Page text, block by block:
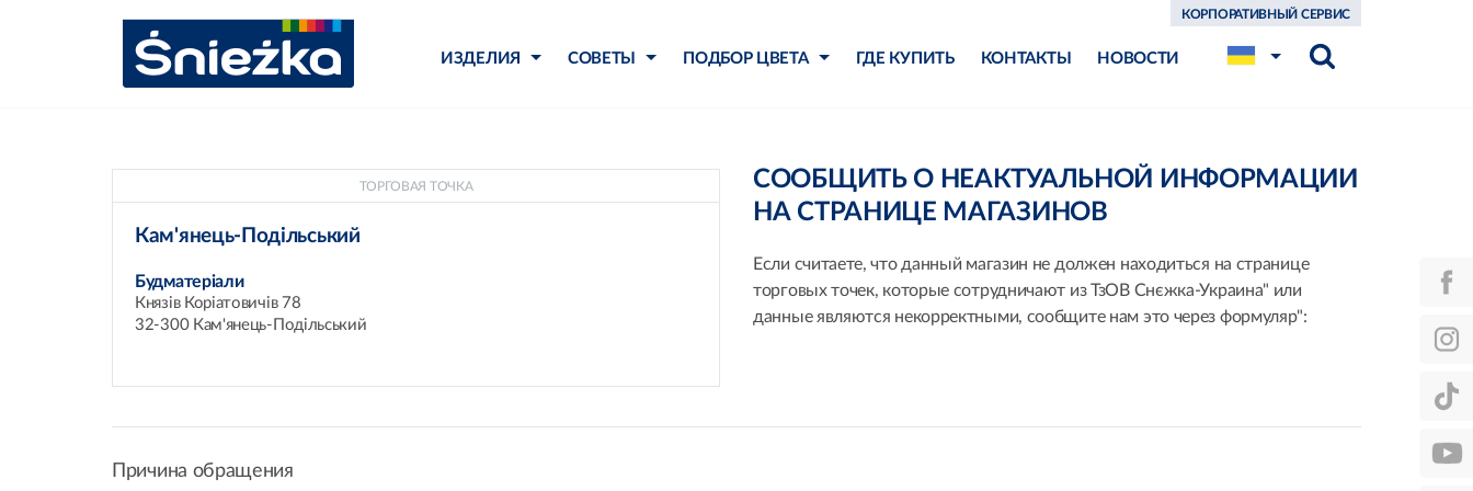
ИЗДЕЛИЯ СОВЕТЫ ПОДБОР ЦВЕТА ГДЕ КУПИТЬ КОНТАКТЫ НОВОСТИ
КОРПОРАТИВНЫЙ СЕРВИС
ТОРГОВАЯ ТОЧКА
Кам'янець-Подільський
Будматеріали
Князів Коріатовичів 78
32-300 Кам'янець-Подільський
СООБЩИТЬ О НЕАКТУАЛЬНОЙ ИНФОРМАЦИИ
НА СТРАНИЦЕ МАГАЗИНОВ
Если считаете, что данный магазин не должен находиться на странице
торговых точек, которые сотрудничают из ТзОВ Снєжка-Украина" или
данные являются некорректными, сообщите нам это через формуляр":
Причина обращения